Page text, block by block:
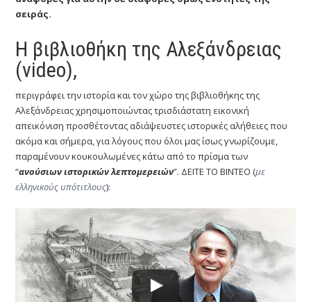
σειράς.
Η βιβλιοθήκη της Αλεξάνδρειας
(video),
περιγράφει την ιστορία και τον χώρο της βιβλιοθήκης της
Αλεξάνδρειας χρησιμοποιώντας τρισδιάστατη εικονική
απεικόνιση προσθέτοντας αδιάψευστες ιστορικές αλήθειες που
ακόμα και σήμερα, για λόγους που όλοι μας ίσως γνωρίζουμε,
παραμένουν κουκουλωμένες κάτω από το πρίσμα των
“ανούσιων ιστορικών λεπτομερειών”. ΔΕΙΤΕ ΤΟ ΒΙΝΤΕΟ (με
ελληνικούς υπότιτλους):